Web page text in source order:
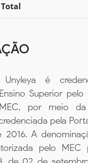
é
Superior
por meio
pela
A
pelo